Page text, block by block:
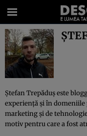
Ștefan Trepăduș este
experiență și în domeniile
marketing și de
motiv pentru care a fost